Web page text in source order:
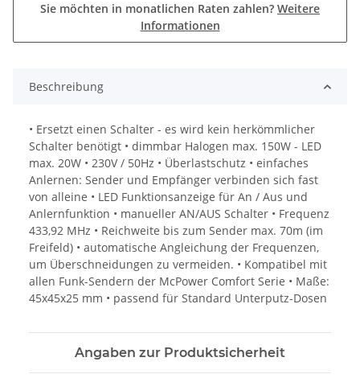
Sie möchten in monatlichen Raten zahlen? Weitere
Informationen
Beschreibung
• Ersetzt einen Schalter - es wird kein herkömmlicher
Schalter benötigt • dimmbar Halogen max. 150W - LED
max. 20W • 230V / 50Hz • Überlastschutz • einfaches
Anlernen: Sender und Empfänger verbinden sich fast
von alleine • LED Funktionsanzeige für An / Aus und
Anlernfunktion • manueller AN/AUS Schalter • Frequenz
433,92 MHz • Reichweite bis zum Sender max. 70m (im
Freifeld) • automatische Angleichung der Frequenzen,
um Überschneidungen zu vermeiden. • Kompatibel mit
allen Funk-Sendern der McPower Comfort Serie • Maße:
45x45x25 mm • passend für Standard Unterputz-Dosen
Angaben zur Produktsicherheit